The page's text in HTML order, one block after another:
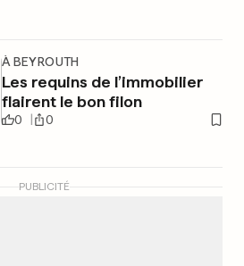
À BEYROUTH
Les requins de l’immobilier
flairent le bon filon
0 0
PUBLICITÉ